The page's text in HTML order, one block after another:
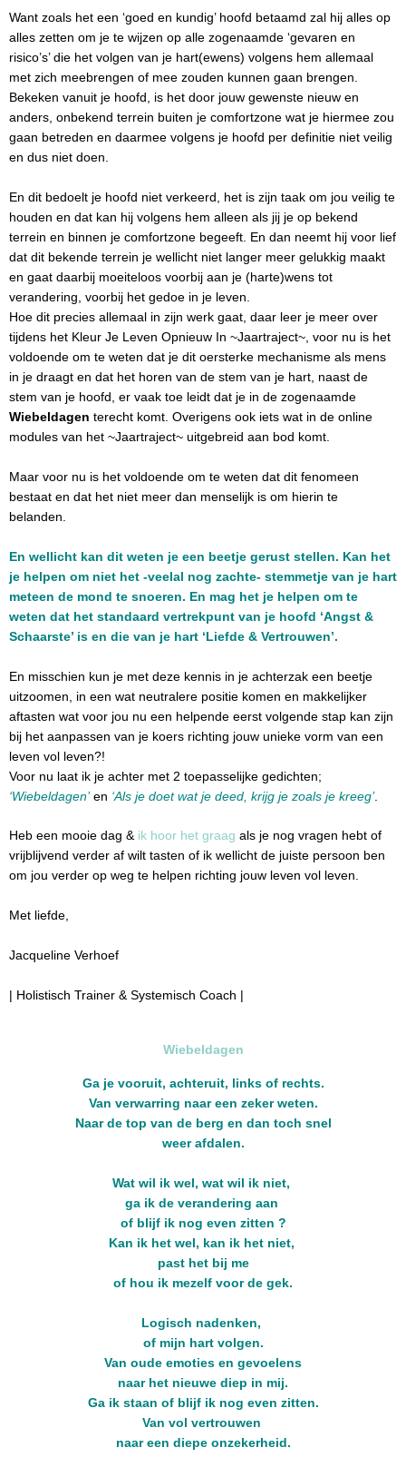
Want zoals het een ‘goed en kundig’ hoofd betaamd zal hij alles op
alles zetten om je te wijzen op alle zogenaamde ‘gevaren en
risico’s’ die het volgen van je hart(ewens) volgens hem allemaal
met zich meebrengen of mee zouden kunnen gaan brengen.
Bekeken vanuit je hoofd, is het door jouw gewenste nieuw en
anders, onbekend terrein buiten je comfortzone wat je hiermee zou
gaan betreden en daarmee volgens je hoofd per definitie niet veilig
en dus niet doen.
En dit bedoelt je hoofd niet verkeerd, het is zijn taak om jou veilig te
houden en dat kan hij volgens hem alleen als jij je op bekend
terrein en binnen je comfortzone begeeft. En dan neemt hij voor lief
dat dit bekende terrein je wellicht niet langer meer gelukkig maakt
en gaat daarbij moeiteloos voorbij aan je (harte)wens tot
verandering, voorbij het gedoe in je leven.
Hoe dit precies allemaal in zijn werk gaat, daar leer je meer over
tijdens het Kleur Je Leven Opnieuw In ~Jaartraject~, voor nu is het
voldoende om te weten dat je dit oersterke mechanisme als mens
in je draagt en dat het horen van de stem van je hart, naast de
stem van je hoofd, er vaak toe leidt dat je in de zogenaamde
Wiebeldagen terecht komt. Overigens ook iets wat in de online
modules van het ~Jaartraject~ uitgebreid aan bod komt.
Maar voor nu is het voldoende om te weten dat dit fenomeen
bestaat en dat het niet meer dan menselijk is om hierin te
belanden.
En wellicht kan dit weten je een beetje gerust stellen. Kan het
je helpen om niet het -veelal nog zachte- stemmetje van je hart
meteen de mond te snoeren. En mag het je helpen om te
weten dat het standaard vertrekpunt van je hoofd ‘Angst &
Schaarste’ is en die van je hart ‘Liefde & Vertrouwen’.
En misschien kun je met deze kennis in je achterzak een beetje
uitzoomen, in een wat neutralere positie komen en makkelijker
aftasten wat voor jou nu een helpende eerst volgende stap kan zijn
bij het aanpassen van je koers richting jouw unieke vorm van een
leven vol leven?!
Voor nu laat ik je achter met 2 toepasselijke gedichten;
‘Wiebeldagen’ en ‘Als je doet wat je deed, krijg je zoals je kreeg’.
Heb een mooie dag & ik hoor het graag als je nog vragen hebt of
vrijblijvend verder af wilt tasten of ik wellicht de juiste persoon ben
om jou verder op weg te helpen richting jouw leven vol leven.
Met liefde,
Jacqueline Verhoef
| Holistisch Trainer & Systemisch Coach |
Wiebeldagen
Ga je vooruit, achteruit, links of rechts.
Van verwarring naar een zeker weten.
Naar de top van de berg en dan toch snel
weer afdalen.
Wat wil ik wel, wat wil ik niet,
ga ik de verandering aan
of blijf ik nog even zitten ?
Kan ik het wel, kan ik het niet,
past het bij me
of hou ik mezelf voor de gek.
Logisch nadenken,
of mijn hart volgen.
Van oude emoties en gevoelens
naar het nieuwe diep in mij.
Ga ik staan of blijf ik nog even zitten.
Van vol vertrouwen
naar een diepe onzekerheid.